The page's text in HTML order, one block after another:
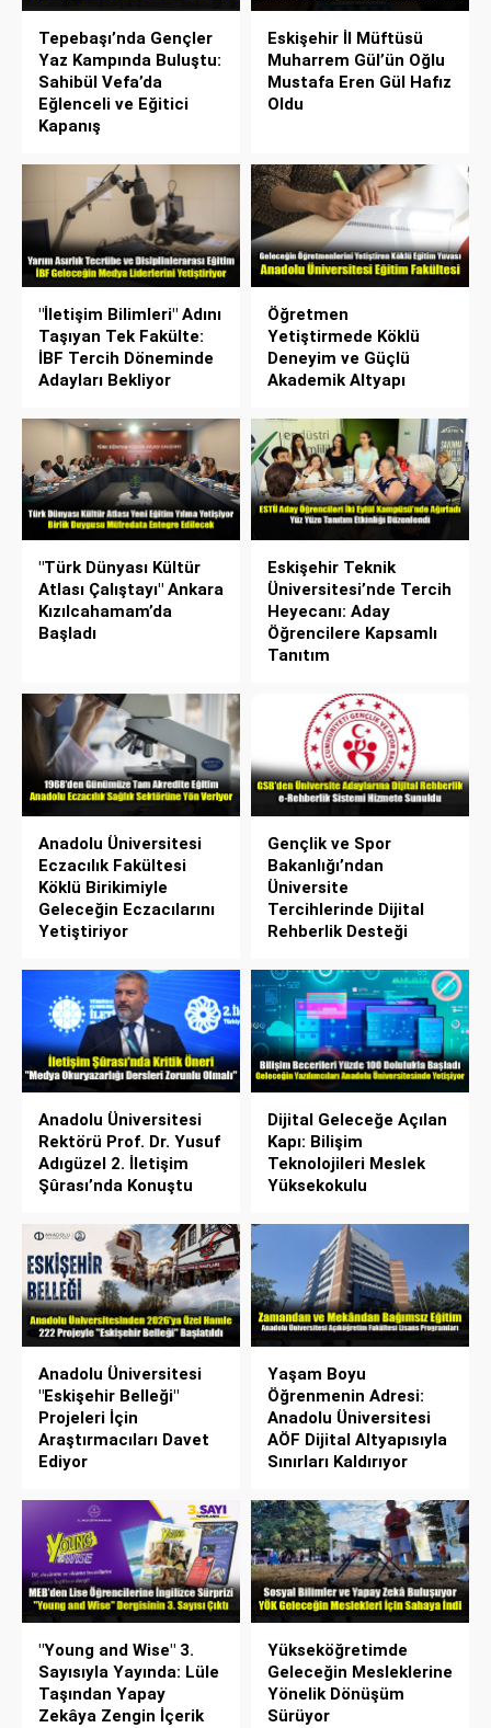
Tepebaşı’nda Gençler
Yaz Kampında Buluştu:
Sahibül Vefa’da
Eğlenceli ve Eğitici
Kapanış
Eskişehir İl Müftüsü
Muharrem Gül’ün Oğlu
Mustafa Eren Gül Hafız
Oldu
"İletişim Bilimleri" Adını
Taşıyan Tek Fakülte:
İBF Tercih Döneminde
Adayları Bekliyor
Öğretmen
Yetiştirmede Köklü
Deneyim ve Güçlü
Akademik Altyapı
"Türk Dünyası Kültür
Atlası Çalıştayı" Ankara
Kızılcahamam’da
Başladı
Eskişehir Teknik
Üniversitesi’nde Tercih
Heyecanı: Aday
Öğrencilere Kapsamlı
Tanıtım
Anadolu Üniversitesi
Eczacılık Fakültesi
Köklü Birikimiyle
Geleceğin Eczacılarını
Yetiştiriyor
Gençlik ve Spor
Bakanlığı’ndan
Üniversite
Tercihlerinde Dijital
Rehberlik Desteği
Anadolu Üniversitesi
Rektörü Prof. Dr. Yusuf
Adıgüzel 2. İletişim
Şûrası’nda Konuştu
Dijital Geleceğe Açılan
Kapı: Bilişim
Teknolojileri Meslek
Yüksekokulu
Anadolu Üniversitesi
"Eskişehir Belleği"
Projeleri İçin
Araştırmacıları Davet
Ediyor
Yaşam Boyu
Öğrenmenin Adresi:
Anadolu Üniversitesi
AÖF Dijital Altyapısıyla
Sınırları Kaldırıyor
"Young and Wise" 3.
Sayısıyla Yayında: Lüle
Taşından Yapay
Zekâya Zengin İçerik
Yükseköğretimde
Geleceğin Mesleklerine
Yönelik Dönüşüm
Sürüyor